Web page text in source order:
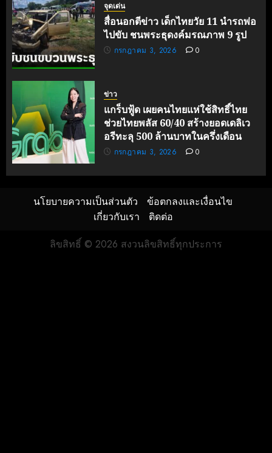
จุดเด่น
สื่อนอกตีข่าว เด็กไทยวัย 11 นำรถพ่อ
ไปขับ ชนพระธุดงค์มรณภาพ 9 รูป
กรกฎาคม 3, 2026 0
ข่าว
แกร็บฟู้ด เผยคนไทยแห่ใช้สิทธิ์ไทย
ช่วยไทยพลัส 60/40 สร้างยอดเดลิเว
อรีทะลุ 500 ล้านบาทในครึ่งเดือน
กรกฎาคม 3, 2026 0
นโยบายความเป็นส่วนตัว
ข้อตกลงและเงื่อนไข
เกี่ยวกับเรา
ติดต่อ
ลิขสิทธิ์ © 2026 สงวนลิขสิทธิ์ทุกประการ